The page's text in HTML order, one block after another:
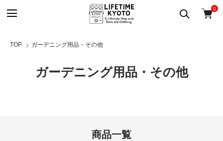
0
TOP ガーデニング用品・その他
ガーデニング用品・その他
商品一覧